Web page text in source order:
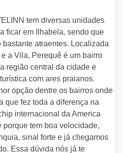
tem diversas unidades
ficar em Ilhabela, sendo que
atraentes. Localizada
a Vila, Perequê é um bairro
região central da cidade e
com ares praianos.
opção dentre os bairros onde
que fez toda a diferença na
internacional da America
porque tem boa velocidade,
sinal forte e já chegamos
Essa dúvida nós já te